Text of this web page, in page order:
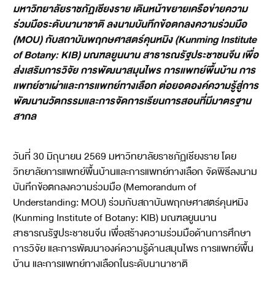
มหาวิทยาลัยราชภัฏเชียงราย เดินหน้าขยายเครือข่ายความ
ร่วมมือระดับนานาชาติ ลงนามบันทึกข้อตกลงความร่วมมือ
(MOU) กับสถาบันพฤกษศาสตร์คุนหมิง (Kunming Institute
of Botany: KIB) มณฑลยูนนาน สาธารณรัฐประชาชนจีน เพื่อ
ส่งเสริมการวิจัย การพัฒนาสมุนไพร การแพทย์พื้นบ้าน การ
แพทย์ชาเผ่าและการแพทย์ทางเลือก ต่อยอดองค์ความรู้สู่การ
พัฒนานวัตกรรมและการจัดการเรียนการสอนที่มีมาตรฐาน
สากล
วันที่ 30 มิถุนายน 2569 มหาวิทยาลัยราชภัฏเชียงราย โดย
วิทยาลัยการแพทย์พื้นบ้านและการแพทย์ทางเลือก จัดพิธีลงนาม
บันทึกข้อตกลงความร่วมมือ (Memorandum of
Understanding: MOU) ร่วมกับสถาบันพฤกษศาสตร์คุนหมิง
(Kunming Institute of Botany: KIB) มณฑลยูนนาน
สาธารณรัฐประชาชนจีน เพื่อสร้างความร่วมมือด้านการศึกษา
การวิจัย และการพัฒนาองค์ความรู้ด้านสมุนไพร การแพทย์พื้น
บ้าน และการแพทย์ทางเลือกในระดับนานาชาติ